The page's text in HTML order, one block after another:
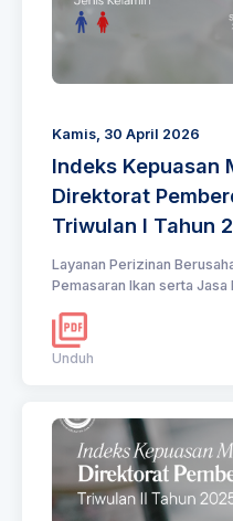
Kamis, 30 April 2026
Indeks Kepuasan
Direktorat
Triwulan I Tahun
Layanan Perizinan
Pemasaran Ikan serta Jasa
Unduh